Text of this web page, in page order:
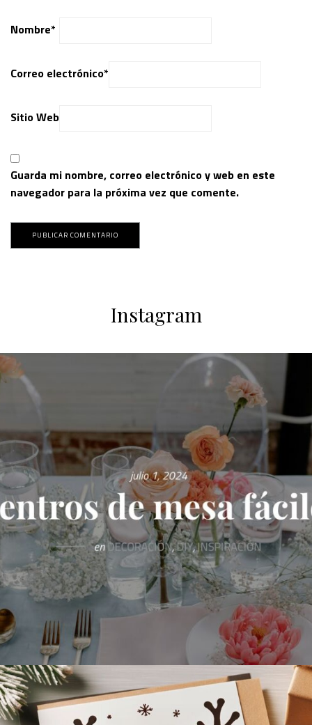
Nombre*
Correo electrónico*
Sitio Web
Guarda mi nombre, correo electrónico y web en este
navegador para la próxima vez que comente.
Instagram